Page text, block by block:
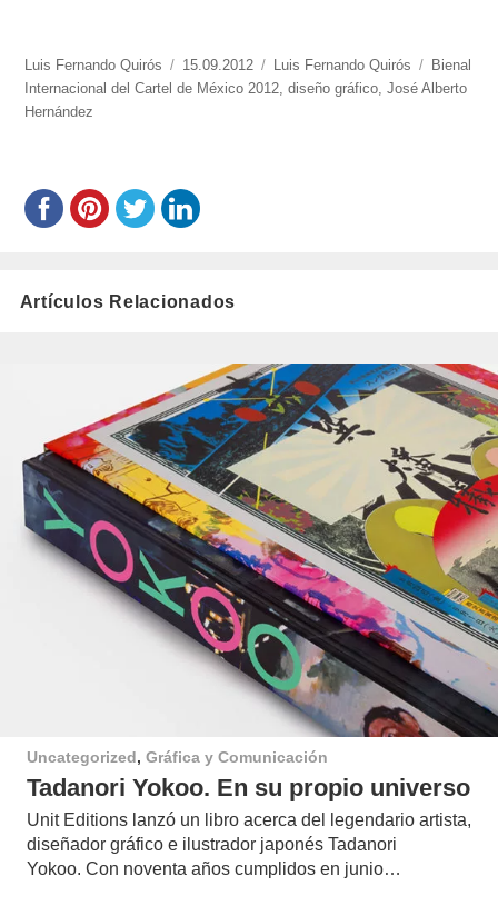
https://www.experimenta.es/author/luis-
fernando-
quiros/
Luis Fernando Quirós
Publicado
el
15.09.2012 Categorías
Luis Fernando Quirós Etiquetas
Bienal
Internacional del Cartel de México 2012,diseño gráfico,José Alberto
Hernández
Artículos Relacionados
Uncategorized, Gráfica y Comunicación
Tadanori Yokoo. En su propio universo
Unit Editions lanzó un libro acerca del legendario artista,
diseñador gráfico e ilustrador japonés Tadanori
Yokoo. Con noventa años cumplidos en junio…